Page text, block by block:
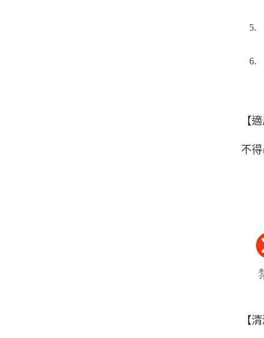
【
不
【